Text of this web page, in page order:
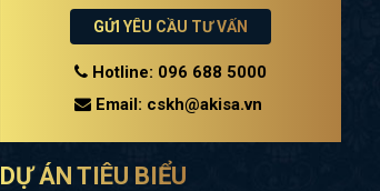
GỬI YÊU CẦU TƯ VẤN
Hotline: 096 688 5000
Email: cskh@akisa.vn
DỰ ÁN TIÊU BIỂU